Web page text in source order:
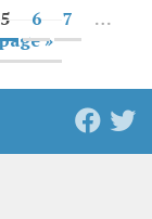
5 6 7
…
»